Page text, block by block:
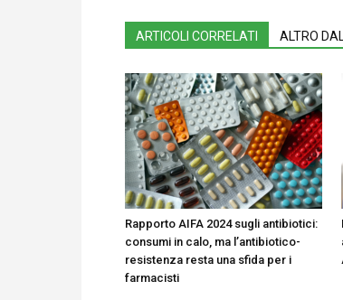
ARTICOLI CORRELATI ALTRO
Rapporto AIFA 2024 sugli antibiotici:
consumi in calo, ma l’antibiotico-
resistenza resta una sfida per i
farmacisti